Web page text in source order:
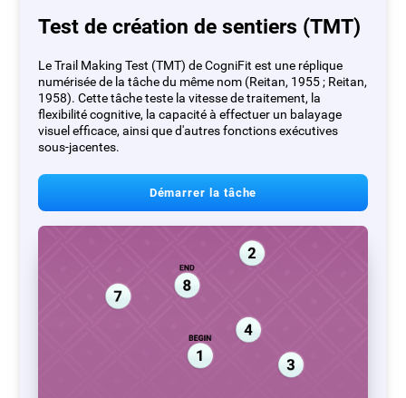
Test de création de sentiers (TMT)
Le Trail Making Test (TMT) de CogniFit est une réplique
numérisée de la tâche du même nom (Reitan, 1955 ; Reitan,
1958). Cette tâche teste la vitesse de traitement, la
flexibilité cognitive, la capacité à effectuer un balayage
visuel efficace, ainsi que d'autres fonctions exécutives
sous-jacentes.
Démarrer la tâche